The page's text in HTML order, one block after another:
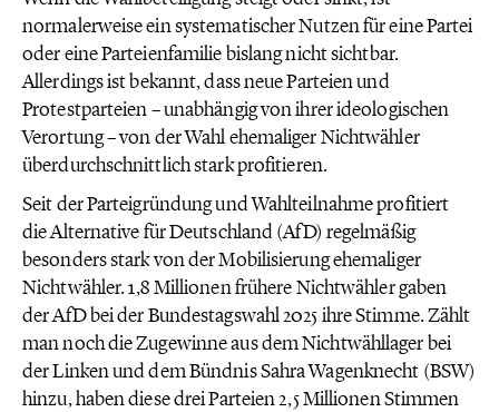
normalerweise ein systematischer Nutzen für eine Partei
oder eine Parteienfamilie bislang nicht sichtbar.
Allerdings ist bekannt, dass neue Parteien und
Protestparteien – unabhängig von ihrer ideologischen
Verortung – von der Wahl ehemaliger Nichtwähler
überdurchschnittlich stark profitieren.
Seit der Parteigründung und Wahlteilnahme profitiert
die Alternative für Deutschland (AfD) regelmäßig
besonders stark von der Mobilisierung ehemaliger
Nichtwähler. 1,8 Millionen frühere Nichtwähler gaben
der AfD bei der Bundestagswahl 2025 ihre Stimme. Zählt
man noch die Zugewinne aus dem Nichtwähllager bei
der Linken und dem Bündnis Sahra Wagenknecht (BSW)
hinzu, haben diese drei Parteien 2,5 Millionen Stimmen